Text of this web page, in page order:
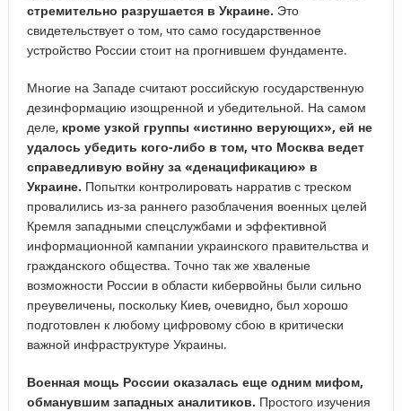
стремительно разрушается в Украине. Это
свидетельствует о том, что само государственное
устройство России стоит на прогнившем фундаменте.
Многие на Западе считают российскую государственную
дезинформацию изощренной и убедительной. На самом
деле, кроме узкой группы «истинно верующих», ей не
удалось убедить кого-либо в том, что Москва ведет
справедливую войну за «денацификацию» в
Украине. Попытки контролировать нарратив с треском
провалились из-за раннего разоблачения военных целей
Кремля западными спецслужбами и эффективной
информационной кампании украинского правительства и
гражданского общества. Точно так же хваленые
возможности России в области кибервойны были сильно
преувеличены, поскольку Киев, очевидно, был хорошо
подготовлен к любому цифровому сбою в критически
важной инфраструктуре Украины.
Военная мощь России оказалась еще одним мифом,
обманувшим западных аналитиков. Простого изучения